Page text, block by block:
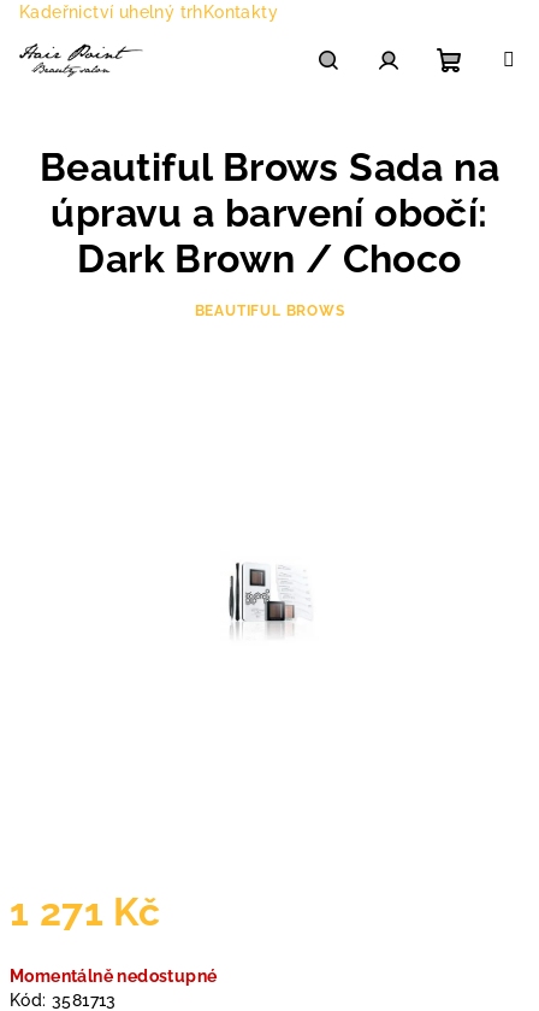
Přejít
obsah
Kadeřnictví uhelný trhKontakty
košík
1 271 Kč
cena:
Momentálně nedostupné
Kód: 3581713
Beautiful Brows Sada na
úpravu a barvení obočí:
Dark Brown / Choco
BEAUTIFUL BROWS